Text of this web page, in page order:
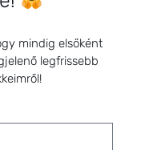
mindig elsőként
legfrissebb